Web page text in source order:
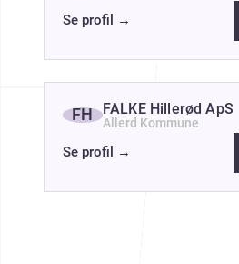
Se profil →
FH FALKE Hillerød ApS
Allerd Kommune
Se profil →